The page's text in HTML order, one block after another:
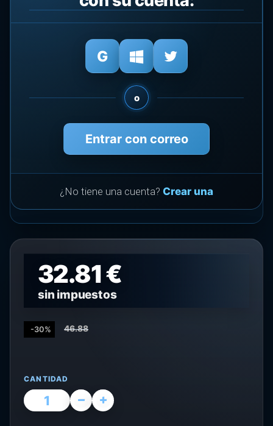
o
Entrar con correo
¿No tiene una cuenta? Crear una
32.81 €
sin impuestos
-30% 46.88
CANTIDAD